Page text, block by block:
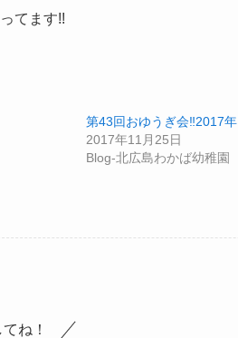
てます!!
第43回おゆうぎ会‼2017年
2017年11月25日
Blog-北広島わかば幼稚園
ね！